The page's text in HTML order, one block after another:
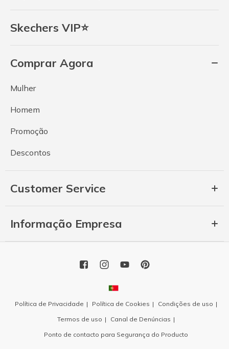
Skechers VIP⭐
Comprar Agora
Mulher
Homem
Promoção
Descontos
Customer Service
Informação Empresa
Política de Privacidade Política de Cookies
Condições de uso
Termos de uso
Canal de Denúncias
Ponto de contacto para Segurança do Producto